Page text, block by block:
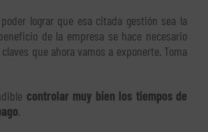
lograr que esa citada gestión sea la
de la empresa se hace necesario
que ahora vamos a exponerte. Toma
controlar muy bien los tiempos de
.